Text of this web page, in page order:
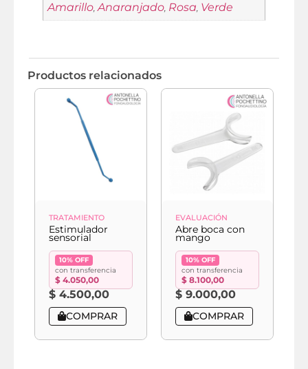
Amarillo,Anaranjado, Rosa, Verde
Productos relacionados
TRATAMIENTO
Estimulador
sensorial
10% OFF
con transferencia
$ 4.050,00
$ 4.500,00
COMPRAR
EVALUACIÓN
Abre boca con
mango
10% OFF
con transferencia
$ 8.100,00
$ 9.000,00
COMPRAR